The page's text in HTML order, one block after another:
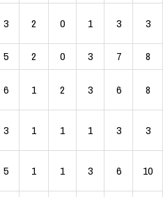
3 2 0 1 3 3
5 2 0 3 7 8
6 1 2 3 6 8
3 1 1 1 3 3
5 1 1 3 6 10